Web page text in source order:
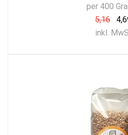
per 400
5,16
inkl.